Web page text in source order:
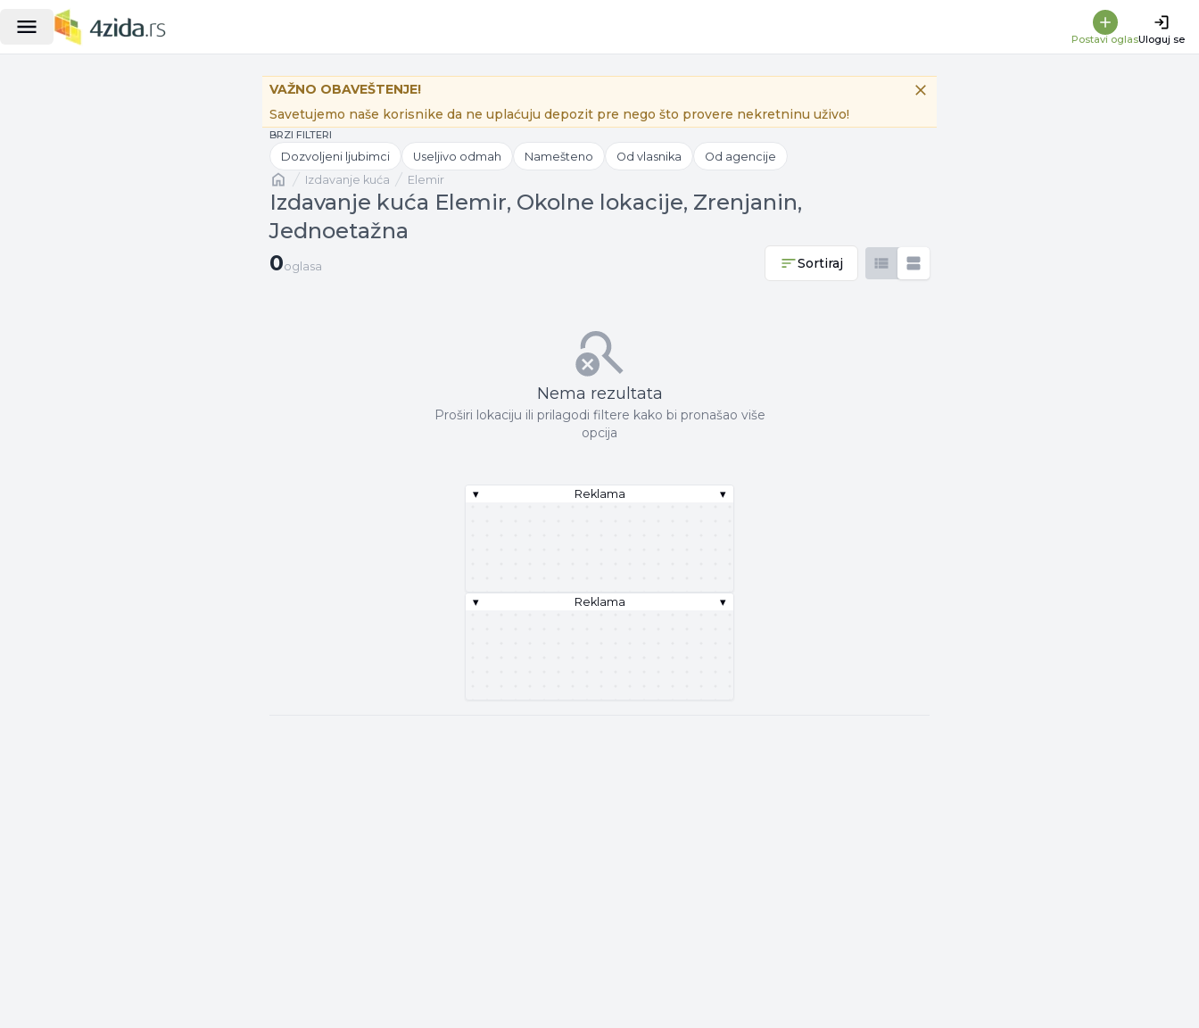
Postavi oglasUloguj se
VAŽNO OBAVEŠTENJE!
Savetujemo naše korisnike da ne uplaćuju depozit pre nego što provere nekretninu uživo!
BRZI FILTERI
Dozvoljeni ljubimci Useljivo odmah Namešteno Od vlasnika Od agencije
Naslovnaizdavanje kuća Elemir
Izdavanje kuća Elemir, Okolne lokacije, Zrenjanin,
Jednoetažna
0 oglasa
0oglasa Sortiraj
Nema rezultata
Proširi lokaciju ili prilagodi filtere kako bi pronašao više
opcija
▾ Reklama ▾
▾ Reklama ▾